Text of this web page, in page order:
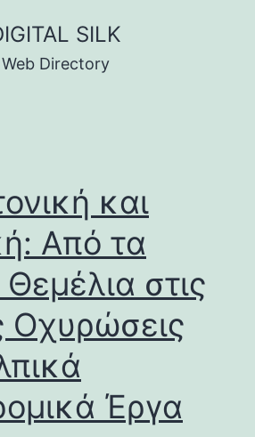
SILK
Web Directory
και
Από τα
στις
Οχυρώσεις
Έργα